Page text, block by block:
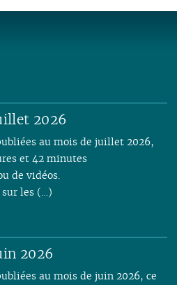
02
2026
au mois de juillet 2026,
et 42 minutes
de vidéos.
sur les (…)
2026
au mois de juin 2026, ce